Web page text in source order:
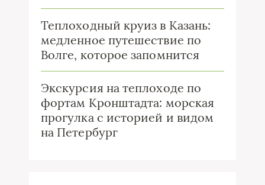
Теплоходный круиз в Казань:
медленное путешествие по
Волге, которое запомнится
Экскурсия на теплоходе по
фортам Кронштадта: морская
прогулка с историей и видом
на Петербург